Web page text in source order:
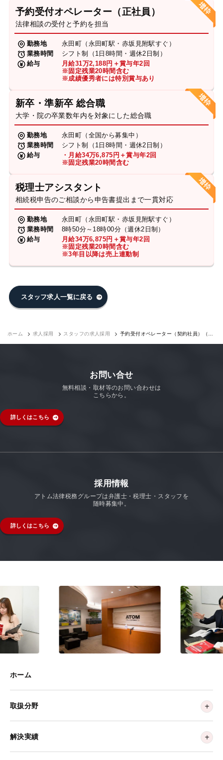
予約受付オペレーター（正社員）
法律相談の受付と予約を担当
勤務地
永田町（永田町駅・赤坂見附駅すぐ）
業務時間
シフト制（1日8時間・週休2日制）
給与
月給31万2,188円＋賞与年2回
※固定残業20時間含む
※成績優秀者には特別賞与あり
新卒・準新卒 総合職
大学・院の卒業数年内を対象にした総合職
勤務地
永田町（全国から募集中）
業務時間
シフト制（1日8時間・週休2日制）
給与
・月給34万6,875円＋賞与年2回
※固定残業20時間含む
税理士アシスタント
相続税申告のご相談から申告書提出まで一貫対応
勤務地
永田町（永田町駅・赤坂見附駅すぐ）
業務時間
8時50分～18時00分（週休2日制）
給与
月給34万6,875円＋賞与年2回
※固定残業20時間含む
※3年目以降は売上連動制
スタッフ求人一覧に戻る
ホーム 求人採用 スタッフの求人採用
予約受付オペレーター（契約社員）（永
お問い合せ
無料相談・取材等のお問い合わせは
こちらから。
詳しくはこちら
採用情報
アトム法律税務グループは弁護士・税理士・スタッフを
随時募集中。
詳しくはこちら
ホーム
取扱分野
解決実績